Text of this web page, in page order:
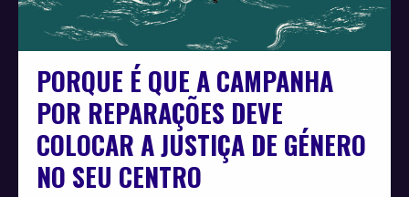
PORQUE É QUE A CAMPANHA
POR REPARAÇÕES DEVE
COLOCAR A JUSTIÇA DE GÉNERO
NO SEU CENTRO